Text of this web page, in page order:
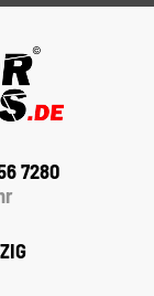
7280